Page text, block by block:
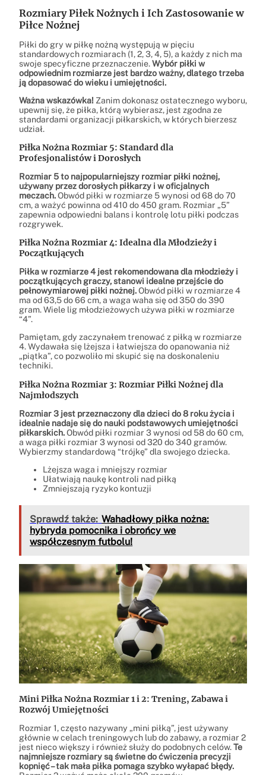
Rozmiary Piłek Nożnych i Ich Zastosowanie w
Piłce Nożnej
Piłki do gry w piłkę nożną występują w pięciu
standardowych rozmiarach (1, 2, 3, 4, 5), a każdy z nich ma
swoje specyficzne przeznaczenie.Wybór piłki w
odpowiednim rozmiarze jest bardzo ważny, dlatego trzeba
ją dopasować do wieku i umiejętności.
Ważna wskazówka! Zanim dokonasz ostatecznego wyboru,
upewnij się, że piłka, którą wybierasz, jest zgodna ze
standardami organizacji piłkarskich, w których bierzesz
udział.
Piłka Nożna Rozmiar 5: Standard dla
Profesjonalistów i Dorosłych
Rozmiar 5 to najpopularniejszy rozmiar piłki nożnej,
używany przez dorosłych piłkarzy i w oficjalnych
meczach.Obwód piłki w rozmiarze 5 wynosi od 68 do 70
cm, a ważyć powinna od 410 do 450 gram. Rozmiar „5”
zapewnia odpowiedni balans i kontrolę lotu piłki podczas
rozgrywek.
Piłka Nożna Rozmiar 4: Idealna dla Młodzieży i
Początkujących
Piłka w rozmiarze 4 jest rekomendowana dla młodzieży i
początkujących graczy, stanowi idealne przejście do
pełnowymiarowej piłki nożnej.Obwód piłki w rozmiarze 4
ma od 63,5 do 66 cm, a waga waha się od 350 do 390
gram. Wiele lig młodzieżowych używa piłki w rozmiarze
“4”.
Pamiętam, gdy zaczynałem trenować z piłką w rozmiarze
4. Wydawała się lżejsza i łatwiejsza do opanowania niż
„piątka”, co pozwoliło mi skupić się na doskonaleniu
techniki.
Piłka Nożna Rozmiar 3: Rozmiar Piłki Nożnej dla
Najmłodszych
Rozmiar 3 jest przeznaczony dla dzieci do 8 roku życia i
idealnie nadaje się do nauki podstawowych umiejętności
piłkarskich.Obwód piłki rozmiar 3 wynosi od 58 do 60 cm,
a waga piłki rozmiar 3 wynosi od 320 do 340 gramów.
Wybierzmy standardową “trójkę” dla swojego dziecka.
Lżejsza waga i mniejszy rozmiar
Ułatwiają naukę kontroli nad piłką
Zmniejszają ryzyko kontuzji
Sprawdź także: Wahadłowy piłka nożna:
hybryda pomocnika i obrońcy we
współczesnym futbolu!
Mini Piłka Nożna Rozmiar 1 i 2: Trening, Zabawa i
Rozwój Umiejętności
Rozmiar 1, często nazywany „mini piłką”, jest używany
głównie w celach treningowych lub do zabawy, a rozmiar 2
jest nieco większy i również służy do podobnych celów.Te
najmniejsze rozmiary są świetne do ćwiczenia precyzji
kopnięć – tak mała piłka pomaga szybko wyłapać błędy.